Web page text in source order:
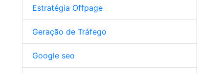
Estratégia Offpage
Geração de Tráfego
Google seo